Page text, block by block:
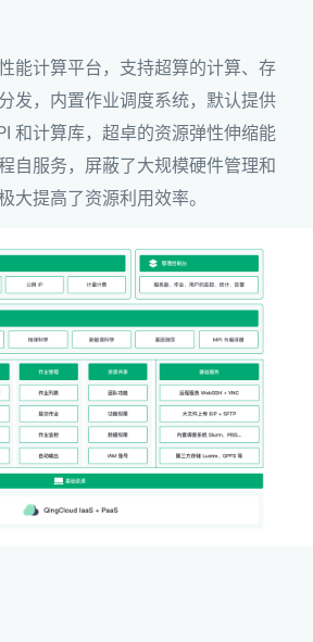
能计算平台，支持超算的计算、存
发，内置作业调度系统，默认提供
和计算库，超卓的资源弹性伸缩能
自服务，屏蔽了大规模硬件管理和
大提高了资源利用效率。